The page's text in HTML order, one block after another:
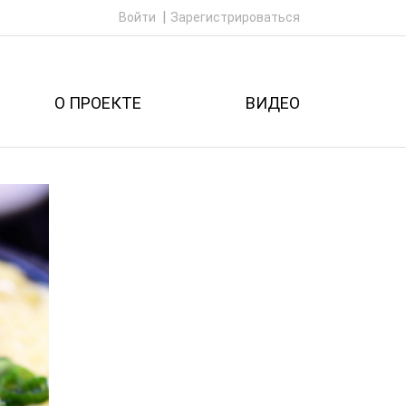
Войти Зарегистрироваться
О ПРОЕКТЕ ВИДЕО